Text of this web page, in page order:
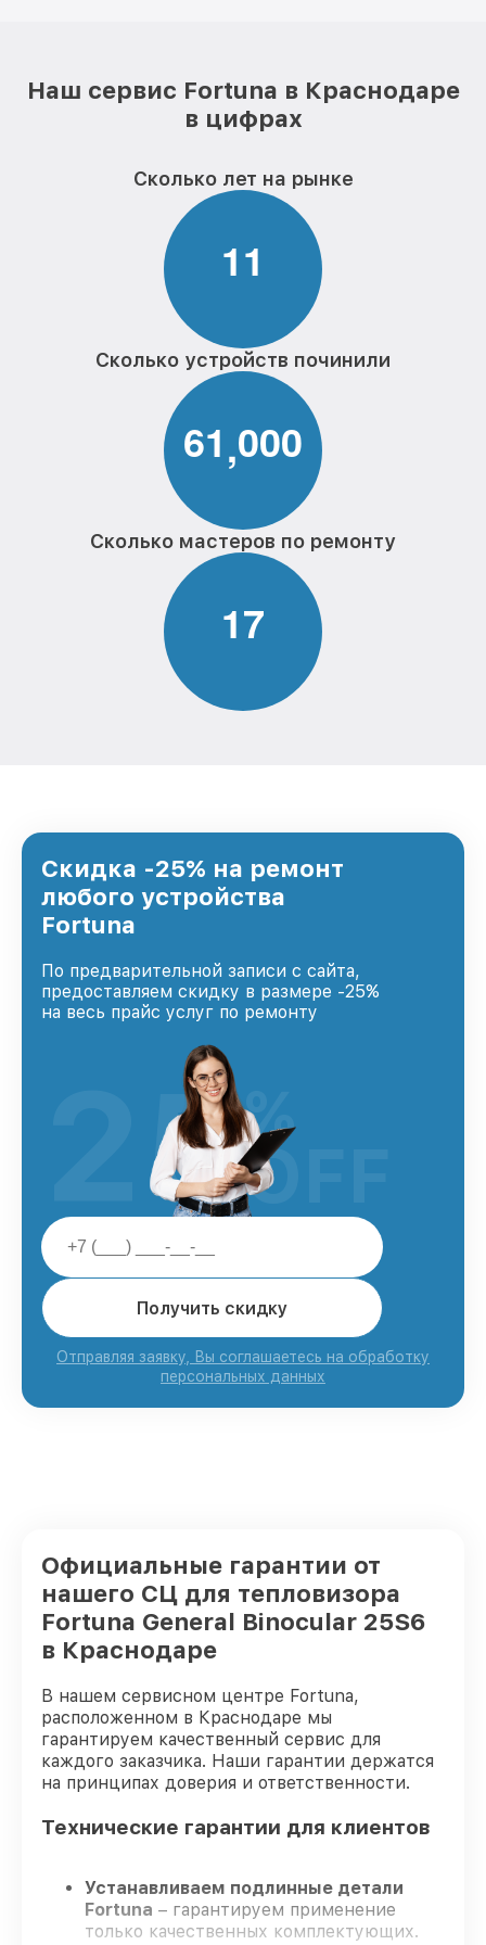
Наш сервис Fortuna в Краснодаре
в цифрах
Сколько лет на рынке
11
Сколько устройств починили
61,000
Сколько мастеров по ремонту
17
Скидка -25% на ремонт
любого устройства
Fortuna
По предварительной записи с сайта,
предоставляем скидку в размере -25%
на весь прайс услуг по ремонту
Получить скидку
Отправляя заявку, Вы соглашаетесь на обработку
персональных данных
25%
OFF
Официальные гарантии от
нашего СЦ для тепловизора
Fortuna General Binocular 25S6
в Краснодаре
В нашем сервисном центре Fortuna,
расположенном в Краснодаре мы
гарантируем качественный сервис для
каждого заказчика. Наши гарантии держатся
на принципах доверия и ответственности.
Технические гарантии для клиентов
Устанавливаем подлинные детали
Fortuna – гарантируем применение
только качественных комплектующих.